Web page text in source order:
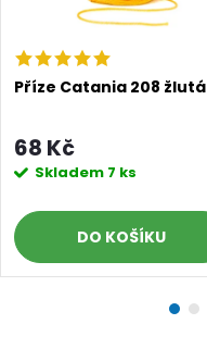
Příze Catania 208 žlutá
68 Kč
Skladem 7 ks
DO KOŠÍKU